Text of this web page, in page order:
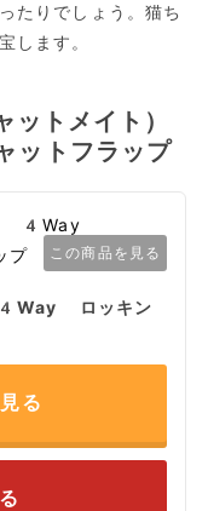
たりでしょう。猫ち
します。
トメイト）
トフラップ
この商品を見る
ロッキン
る